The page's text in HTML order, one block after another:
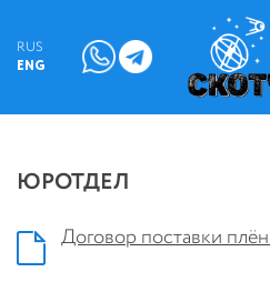
RUS
ENG
ЮРОТДЕЛ
Договор поставки